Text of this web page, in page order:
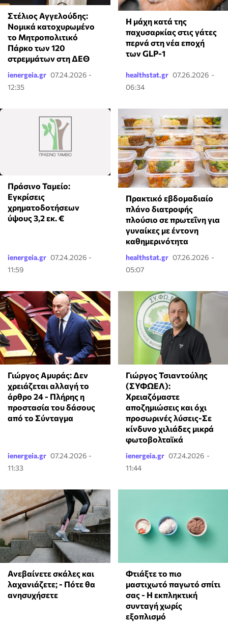
Στέλιος Αγγελούδης:
Νομικά κατοχυρωμένο
το Μητροπολιτικό
Πάρκο των 120
στρεμμάτων στη ΔΕΘ
ienergeia.gr 07.24.2026 -
12:35
Η μάχη κατά της
παχυσαρκίας στις γάτες
περνά στη νέα εποχή
των GLP-1
healthstat.gr 07.26.2026 -
06:34
Πράσινο Ταμείο:
Εγκρίσεις
χρηματοδοτήσεων
ύψους 3,2 εκ. €
ienergeia.gr 07.24.2026 -
11:59
Πρακτικό εβδομαδιαίο
πλάνο διατροφής
πλούσιο σε πρωτεΐνη για
γυναίκες με έντονη
καθημερινότητα
healthstat.gr 07.26.2026 -
05:07
Γιώργος Αμυράς: Δεν
χρειάζεται αλλαγή το
άρθρο 24 - Πλήρης η
προστασία του δάσους
από το Σύνταγμα
ienergeia.gr 07.24.2026 -
11:33
Γιώργος Τσιαντούλης
(ΣΥΦΩΕΛ):
Χρειαζόμαστε
αποζημιώσεις και όχι
προσωρινές λύσεις-Σε
κίνδυνο χιλιάδες μικρά
φωτοβολταϊκά
ienergeia.gr 07.24.2026 -
11:44
Ανεβαίνετε σκάλες και
λαχανιάζετε; - Πότε θα
ανησυχήσετε
Φτιάξτε το πιο
μαστιχωτό παγωτό σπίτι
σας - Η εκπληκτική
συνταγή χωρίς
εξοπλισμό